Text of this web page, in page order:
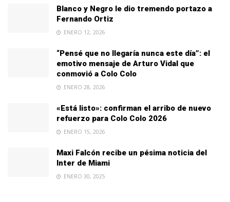
Blanco y Negro le dio tremendo portazo a
Fernando Ortiz
ENERO 12, 2026
“Pensé que no llegaría nunca este día”: el
emotivo mensaje de Arturo Vidal que
conmovió a Colo Colo
ENERO 28, 2026
«Está listo»: confirman el arribo de nuevo
refuerzo para Colo Colo 2026
ENERO 15, 2026
Maxi Falcón recibe un pésima noticia del
Inter de Miami
ENERO 30, 2025